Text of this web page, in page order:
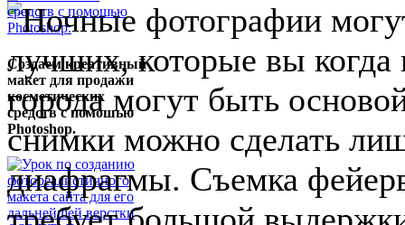
Создаем креативный
макет для продажи
косметических
средств с помошью
Photoshop.
Ночные фотографии
лучших, которые вы
города могут быть
снимки можно сделать
диафрагмы. Съемка